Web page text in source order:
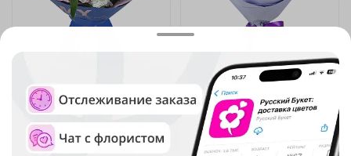
4.9 (49)
Букет "Узор волны"
В наличии
4.9(1644)
Букет "Сияние сапфира"
В наличии